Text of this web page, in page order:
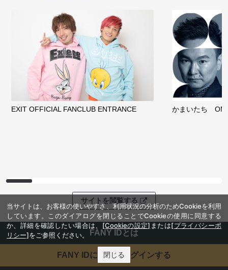
EXIT OFFICIAL FANCLUB ENTRANCE かまいたち
サイトを閲覧する
FANY IDとは
FANY IDに登録・ログインする
当サイトは、お客様の使いやすさ、利用状況の分析のためCookieを利用
しています。このダイアログを閉じることでCookieの使用に同意する
か、詳細を確認したい場合は、 [Cookieの設定] または[プライバシーポ
リシー]をご参照ください。
閉じる